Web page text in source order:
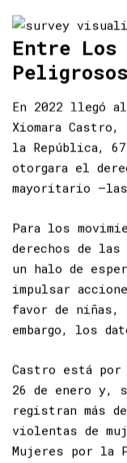
Entre Los
En 2022 llegó
Xiomara
la República, 67
otorgara el
Para los
derechos de
un halo de
impulsar
favor de niñas,
Castro está por
26 de enero y,
registran más
violentas de